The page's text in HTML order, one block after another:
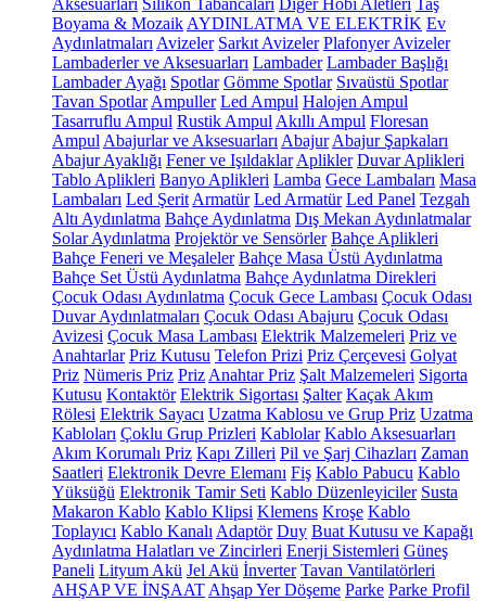
Aksesuarları Silikon Tabancaları Diğer Hobi Aletleri Taş
Boyama & Mozaik AYDINLATMA VE ELEKTRİK Ev
Aydınlatmaları Avizeler Sarkıt Avizeler Plafonyer Avizeler
Lambaderler ve Aksesuarları Lambader Lambader Başlığı
Lambader Ayağı Spotlar Gömme Spotlar Sıvaüstü Spotlar
Tavan Spotlar Ampuller Led Ampul Halojen Ampul
Tasarruflu Ampul Rustik Ampul Akıllı Ampul Floresan
Ampul Abajurlar ve Aksesuarları Abajur Abajur Şapkaları
Abajur Ayaklığı Fener ve Işıldaklar Aplikler Duvar Aplikleri
Tablo Aplikleri Banyo Aplikleri Lamba Gece Lambaları Masa
Lambaları Led Şerit Armatür Led Armatür Led Panel Tezgah
Altı Aydınlatma Bahçe Aydınlatma Dış Mekan Aydınlatmalar
Solar Aydınlatma Projektör ve Sensörler Bahçe Aplikleri
Bahçe Feneri ve Meşaleler Bahçe Masa Üstü Aydınlatma
Bahçe Set Üstü Aydınlatma Bahçe Aydınlatma Direkleri
Çocuk Odası Aydınlatma Çocuk Gece Lambası Çocuk Odası
Duvar Aydınlatmaları Çocuk Odası Abajuru Çocuk Odası
Avizesi Çocuk Masa Lambası Elektrik Malzemeleri Priz ve
Anahtarlar Priz Kutusu Telefon Prizi Priz Çerçevesi Golyat
Priz Nümeris Priz Priz Anahtar Priz Şalt Malzemeleri Sigorta
Kutusu Kontaktör Elektrik Sigortası Şalter Kaçak Akım
Rölesi Elektrik Sayacı Uzatma Kablosu ve Grup Priz Uzatma
Kabloları Çoklu Grup Prizleri Kablolar Kablo Aksesuarları
Akım Korumalı Priz Kapı Zilleri Pil ve Şarj Cihazları Zaman
Saatleri Elektronik Devre Elemanı Fiş Kablo Pabucu Kablo
Yüksüğü Elektronik Tamir Seti Kablo Düzenleyiciler Susta
Makaron Kablo Kablo Klipsi Klemens Kroşe Kablo
Toplayıcı Kablo Kanalı Adaptör Duy Buat Kutusu ve Kapağı
Aydınlatma Halatları ve Zincirleri Enerji Sistemleri Güneş
Paneli Lityum Akü Jel Akü İnverter Tavan Vantilatörleri
AHŞAP VE İNŞAAT Ahşap Yer Döşeme Parke Parke Profil